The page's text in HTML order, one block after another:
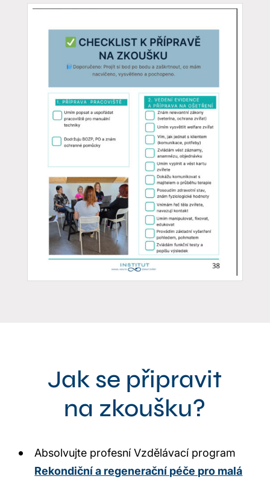
Jak se připravit
na zkoušku?
Absolvujte profesní Vzdělávací program
Rekondiční a regenerační péče pro malá